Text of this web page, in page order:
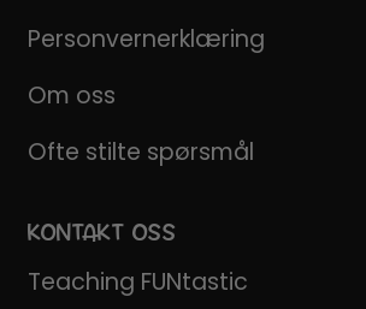
Personvernerklæring
Om oss
Ofte stilte spørsmål
KONTAKT OSS
Teaching FUNtastic